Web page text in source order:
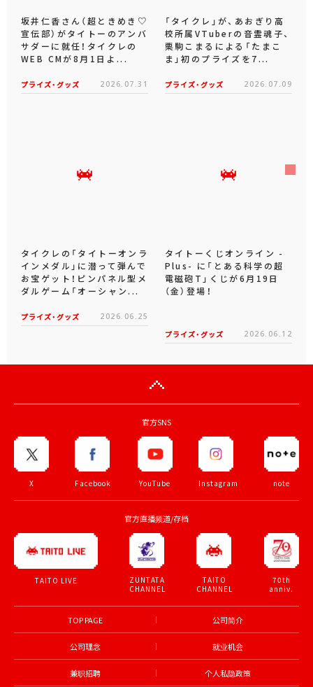
坂井仁香さん（超ときめき♡
宣伝部）がタイトーのアンバ
サダーに就任！タイクレの
WEB CMが8月1日よ...
プライズ・グッズ 2026.07.31
「タイクレ」が、あおぎり高
校所属VTuberの音霊魂子、
栗駒こまるによる「たまこ
ま」初のプライズを7...
プライズ・グッズ 2026.07.09
タイクレの「タイトーオンラ
インメダル」に潜って弾んで
お宝ゲット！ピンパネル型メ
ダルゲーム「オーシャン...
プライズ・グッズ 2026.06.25
タイトーくじオンライン -
Plus- に「とある科学の超
電磁砲T」くじが6月19日
（金）登場！
プライズ・グッズ 2026.06.12
官方SNS
X Facebook YouTube Instagram note
官方直播频道/存档
TAITO LIVE
ZUNTATA
CHANNEL
TAITO
CHANNEL
70th
anniv.
TOP PAGE 公司简介
公司理念 就业机会
兼职招聘 个人私隐政策